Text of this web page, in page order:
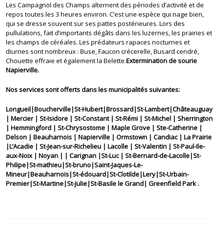
Les Campagnol des Champs alternent des périodes d’activité et de
repos toutes les 3 heures environ. C’est une espèce qui nage bien,
qui se dresse souvent sur ses pattes postérieures. Lors des
pullulations, fait d’importants dégâts dans les luzernes, les prairies et
les champs de céréales. Les prédateurs rapaces nocturnes et
diurnes sont nombreux : Buse, Faucon crécerelle, Busard cendré,
Chouette effraie et également la Belette.Extermination de sourie
Napierville.
Nos services sont offerts dans les municipalités suivantes:
Longueil|Boucherville|St-Hubert|Brossard|St-Lambert|Châteauguay
| Mercier | St-Isidore | St-Constant | St-Rémi | St-Michel | Sherrington
| Hemmingford | St-Chrysostome | Maple Grove | Ste-Catherine |
Delson | Beauharnois | Napierville | Ormstown | Candiac | La Prairie
|L’Acadie | St-Jean-sur-Richelieu | Lacolle | St-Valentin | St-Paul-Ile-
aux-Noix | Noyan | | Carignan |St-Luc | St-Bernard-de-Lacolle|St-
Philipe|St-mathieu|St-bruno|Saint-Jaques-Le-
Mineur|Beauharnois|St-édouard|St-Clotilde|Lery|St-Urbain-
Premier|St-Martine|St-Julie|St-Basile le Grand| Greenfield Park .